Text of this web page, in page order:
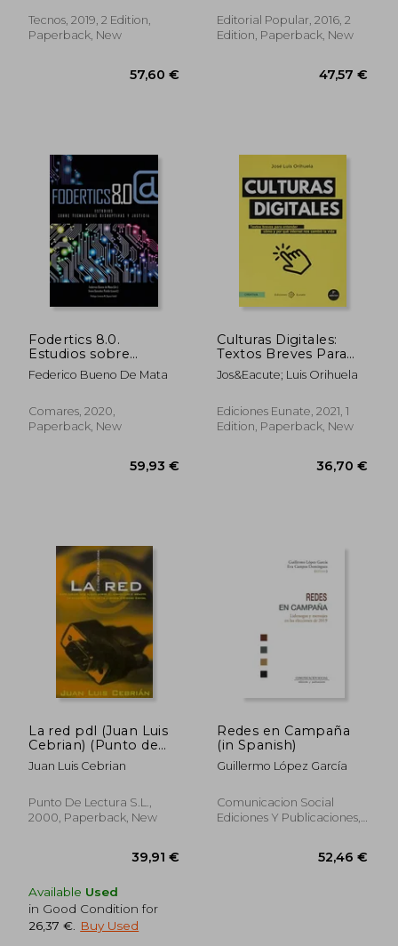
35,71 € 28,80
Ciberdemocr@Cia
(Derecho - Biblioteca
Tecnos, 2019, 2 Edition,
Paperback, New
Editorial Popular, 2016, 2
Edition, Paperback, New
Fodertics 8.0.
Estudios sobre
tecnologías
disruptivas y justicia
Federico Bueno De Mata
Comares, 2020,
Paperback, New
Culturas Digitales:
Textos Breves Para
Entender Cómo y
por qué Internet nos
Spanish)
Jos&Eacute; Luis Orihuela
Ediciones Eunate, 2021, 1
Edition, Paperback, New
La red pdl (Juan Luis
Cebrian) (Punto de
Lectura) (in Spanish)
Juan Luis Cebrian
Punto De Lectura S.L.,
2000, Paperback, New
Available Used
in Good Condition for
26,37 €
Buy Used
Redes en Campaña
(in Spanish)
Guillermo López García
Comunicacion Social
Ediciones Y Publicaciones,